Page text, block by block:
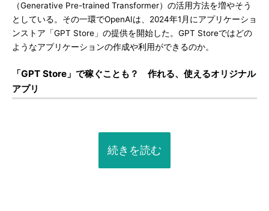
（Generative Pre-trained Transformer）の活用方法を増やそう
としている。その一環でOpenAIは、2024年1月にアプリケーショ
ンストア「GPT Store」の提供を開始した。GPT Storeではどの
ようなアプリケーションの作成や利用ができるのか。
「GPT Store」で稼ぐことも？ 作れる、使えるオリジナル
アプリ
続きを読む